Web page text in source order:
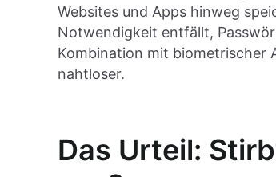
Websites und Apps hinweg
Notwendigkeit entfällt,
Kombination mit biometrischer
nahtloser.
Das Urteil: